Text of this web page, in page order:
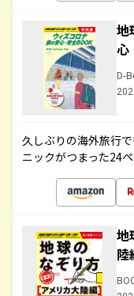
地
心
D-
久しぶりの海外旅行
ニックがつまった24
地
陸